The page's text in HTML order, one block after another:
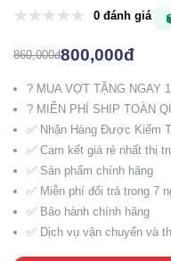
0 đánh giá
860,000đ800,000đ
? MUA VỢT TẶNG NGAY
? MIỄN PHÍ SHIP TOÀN
✅ Nhận Hàng Được Kiểm
✅ Cam kết giá rẻ nhất thị
✅ Sản phẩm chính hãng
✅ Miễn phí đổi trả trong 7
✅ Bảo hành chính hãng
✅ Dịch vụ vận chuyển và